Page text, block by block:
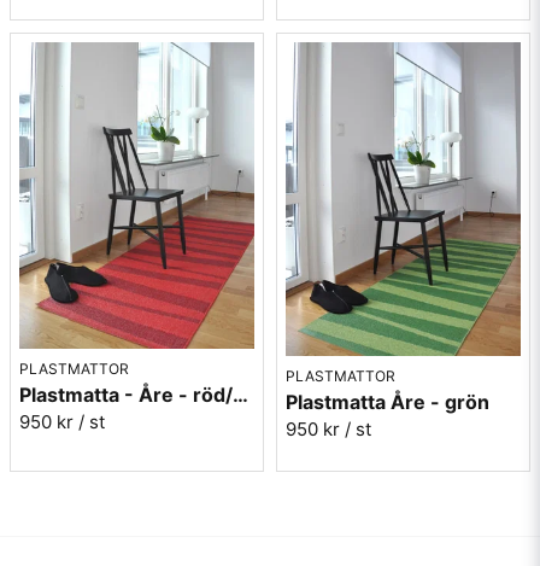
PLASTMATTOR
Plastmatta - Åre - röd/vinröd
950 kr / st
PLASTMATTOR
Plastmatta Åre - grön
950 kr / st